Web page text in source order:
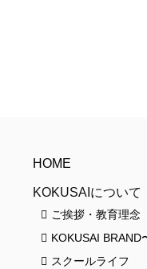
HOME
KOKUSAIについて
ご挨拶・教育理念
KOKUSAI BRAND
スクールライフ